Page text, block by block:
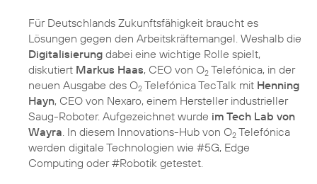
Für Deutschlands Zukunftsfähigkeit braucht es
Lösungen gegen den Arbeitskräftemangel. Weshalb die
Digitalisierung dabei eine wichtige Rolle spielt,
diskutiert Markus Haas, CEO von O2 Telefónica, in der
neuen Ausgabe des O2 Telefónica TecTalk mit Henning
Hayn, CEO von Nexaro, einem Hersteller industrieller
Saug-Roboter. Aufgezeichnet wurde im Tech Lab von
Wayra. In diesem Innovations-Hub von O2 Telefónica
werden digitale Technologien wie #5G, Edge
Computing oder #Robotik getestet.